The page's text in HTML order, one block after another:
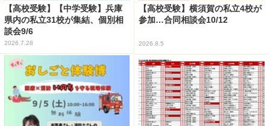
【高校受験】【中学受験】兵庫
県内の私立31校が集結、個別相
談会9/6
2026.7.28
【高校受験】横須賀の私立4校が
参加…合同相談会10/12
2026.8.5